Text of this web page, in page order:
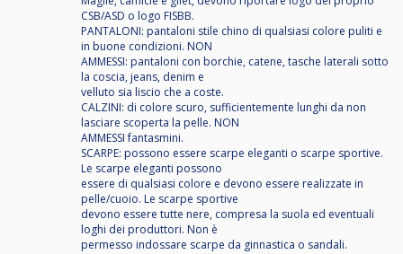
CSB/ASD o logo FISBB.
PANTALONI: pantaloni stile chino di qualsiasi colore puliti e
in buone condizioni. NON
AMMESSI: pantaloni con borchie, catene, tasche laterali sotto
la coscia, jeans, denim e
velluto sia liscio che a coste.
CALZINI: di colore scuro, sufficientemente lunghi da non
lasciare scoperta la pelle. NON
AMMESSI fantasmini.
SCARPE: possono essere scarpe eleganti o scarpe sportive.
Le scarpe eleganti possono
essere di qualsiasi colore e devono essere realizzate in
pelle/cuoio. Le scarpe sportive
devono essere tutte nere, compresa la suola ed eventuali
loghi dei produttori. Non è
permesso indossare scarpe da ginnastica o sandali.